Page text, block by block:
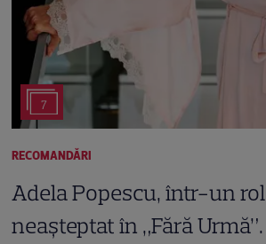
7
RECOMANDĂRI
Adela Popescu, într-un rol
neașteptat în „Fără Urmă”.